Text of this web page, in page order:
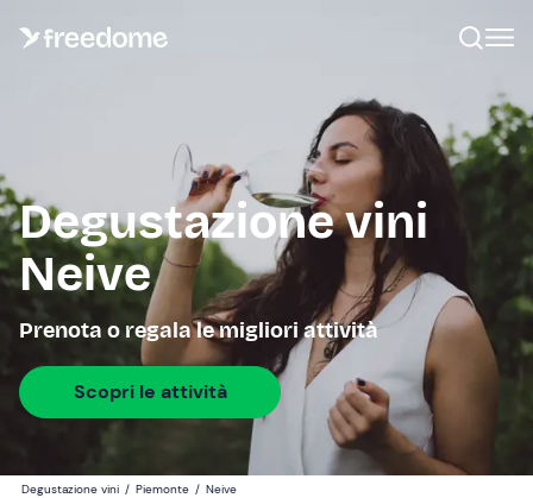
Degustazione vini
Neive
Prenota o regala le migliori attività
Scopri le attività
Degustazione vini / Piemonte / Neive